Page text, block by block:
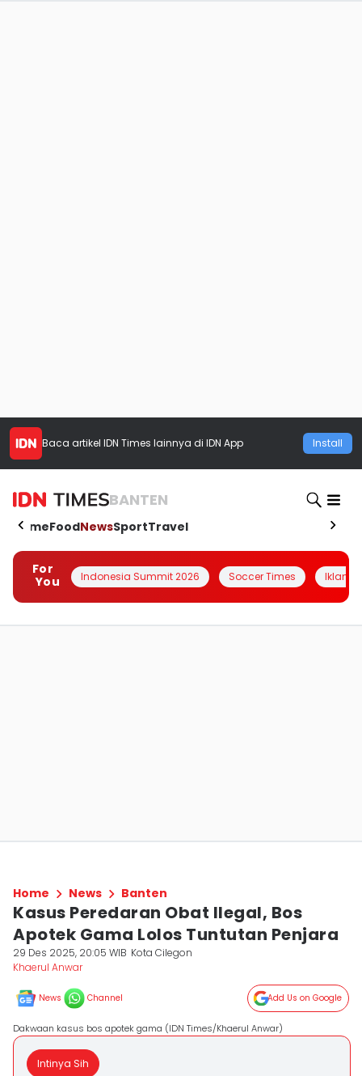
Baca artikel IDN Times lainnya di IDN App Install
BANTEN
HomeFoodNewsSportTravel
For
You
Indonesia Summit 2026 Soccer Times Iklanin
Home News Banten
Kasus Peredaran Obat Ilegal, Bos
Apotek Gama Lolos Tuntutan Penjara
29 Des 2025, 20:05 WIB Kota Cilegon
Khaerul Anwar
News Channel Add Us on Google
Dakwaan kasus bos apotek gama (IDN Times/Khaerul Anwar)
Intinya Sih